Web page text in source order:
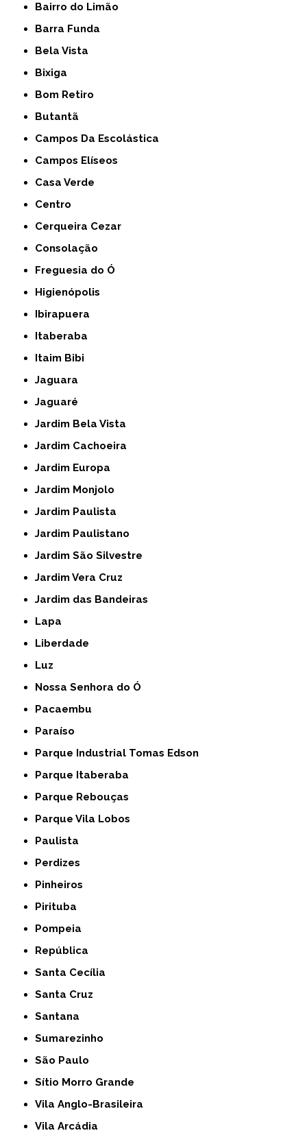
Bairro do Limão
Barra Funda
Bela Vista
Bixiga
Bom Retiro
Butantã
Campos Da Escolástica
Campos Elíseos
Casa Verde
Centro
Cerqueira Cezar
Consolação
Freguesia do Ó
Higienópolis
Ibirapuera
Itaberaba
Itaim Bibi
Jaguara
Jaguaré
Jardim Bela Vista
Jardim Cachoeira
Jardim Europa
Jardim Monjolo
Jardim Paulista
Jardim Paulistano
Jardim São Silvestre
Jardim Vera Cruz
Jardim das Bandeiras
Lapa
Liberdade
Luz
Nossa Senhora do Ó
Pacaembu
Paraíso
Parque Industrial Tomas Edson
Parque Itaberaba
Parque Rebouças
Parque Vila Lobos
Paulista
Perdizes
Pinheiros
Pirituba
Pompeia
República
Santa Cecília
Santa Cruz
Santana
Sumarezinho
São Paulo
Sítio Morro Grande
Vila Anglo-Brasileira
Vila Arcádia